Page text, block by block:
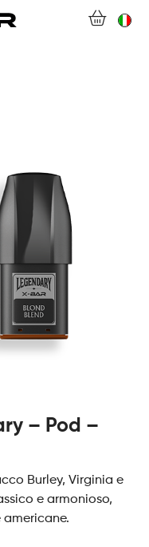
– Pod –
Burley, Virginia e
e armonioso,